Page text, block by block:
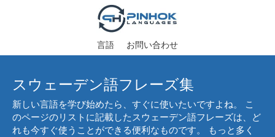
言語 お問い合わせ
スウェーデン語フレーズ集
新しい言語を学び始めたら、すぐに使いたいですよね。 こ
のページのリストに記載したスウェーデン語フレーズは、ど
れも今すぐ使うことができる便利なものです。 もっと多く